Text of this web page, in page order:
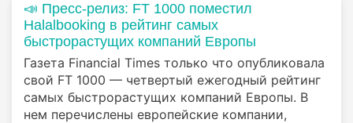
📣 Пресс-релиз: FT 1000 поместил
Halalbooking в рейтинг самых
быстрорастущих компаний Европы
Газета Financial Times только что опубликовала
свой FT 1000 — четвертый ежегодный рейтинг
самых быстрорастущих компаний Европы. В
нем перечислены европейские компании,